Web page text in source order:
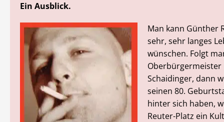
Ein Ausblick.
Man kann Günther
sehr, sehr langes
wünschen. Folgt
Oberbürgermeister
Schaidinger, dann
seinen 80.
hinter sich haben,
Reuter-Platz ein